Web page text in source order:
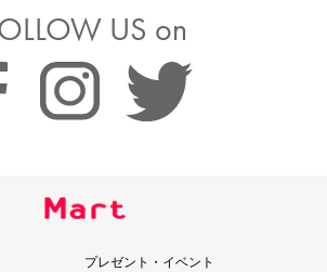
US on
プレゼント・イベント